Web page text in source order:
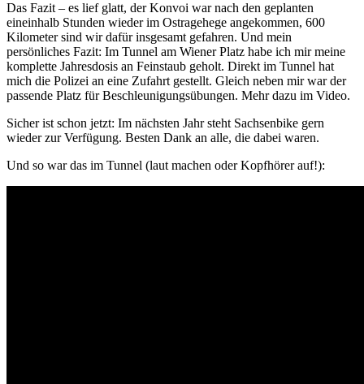
Das Fazit – es lief glatt, der Konvoi war nach den geplanten
eineinhalb Stunden wieder im Ostragehege angekommen, 600
Kilometer sind wir dafür insgesamt gefahren. Und mein
persönliches Fazit: Im Tunnel am Wiener Platz habe ich mir meine
komplette Jahresdosis an Feinstaub geholt. Direkt im Tunnel hat
mich die Polizei an eine Zufahrt gestellt. Gleich neben mir war der
passende Platz für Beschleunigungsübungen. Mehr dazu im Video.
Sicher ist schon jetzt: Im nächsten Jahr steht Sachsenbike gern
wieder zur Verfügung. Besten Dank an alle, die dabei waren.
Und so war das im Tunnel (laut machen oder Kopfhörer auf!):